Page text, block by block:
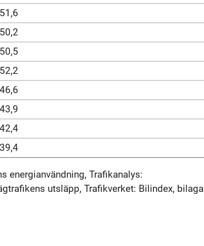
51,6
50,2
50,5
52,2
46,6
43,9
42,4
39,4
energianvändning, Trafikanalys:
utsläpp, Trafikverket: Bilindex, bilaga